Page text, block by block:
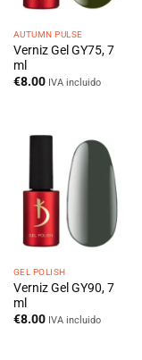
AUTUMN PULSE
Verniz Gel GY75, 7
ml
€8.00 IVA incluido
GEL POLISH
Verniz Gel GY90, 7
ml
€8.00 IVA incluido